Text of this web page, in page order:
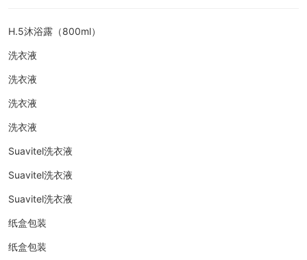
H.5沐浴露（800ml）
洗衣液
洗衣液
洗衣液
洗衣液
Suavitel洗衣液
Suavitel洗衣液
Suavitel洗衣液
纸盒包装
纸盒包装